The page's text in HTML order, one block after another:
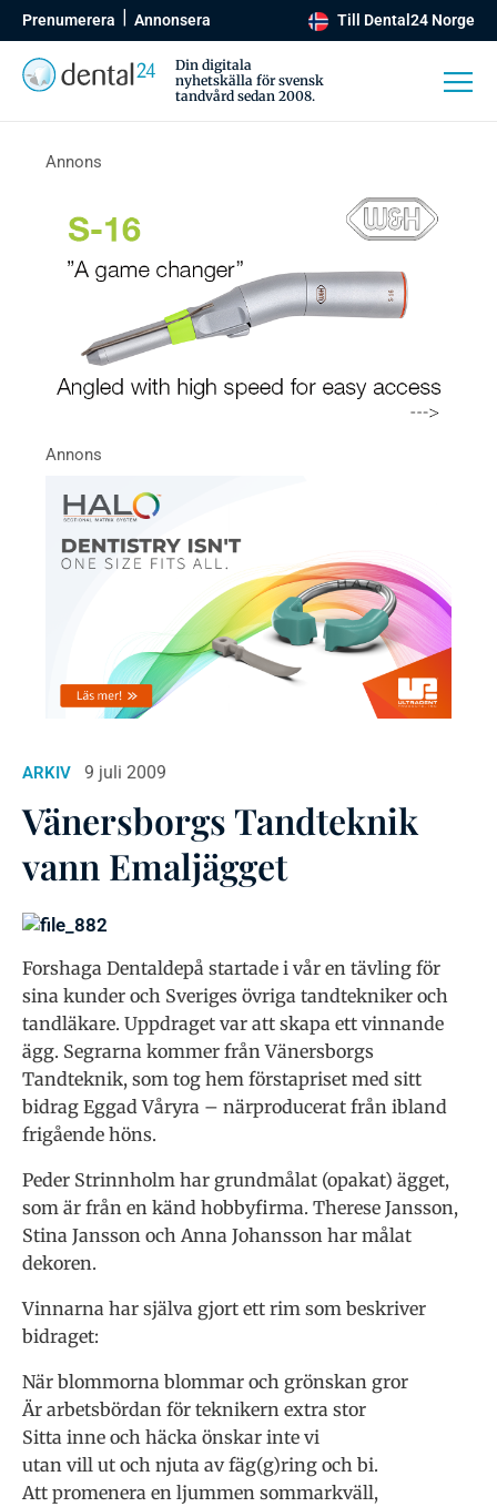
Prenumerera Annonsera Till Dental24 Norge
Din digitala
nyhetskälla för svensk
tandvård sedan 2008.
ARKIV 9 juli 2009
Vänersborgs Tandteknik
vann Emaljägget
Forshaga Dentaldepå startade i vår en tävling för
sina kunder och Sveriges övriga tandtekniker och
tandläkare. Uppdraget var att skapa ett vinnande
ägg. Segrarna kommer från Vänersborgs
Tandteknik, som tog hem förstapriset med sitt
bidrag Eggad Våryra – närproducerat från ibland
frigående höns.
Peder Strinnholm har grundmålat (opakat) ägget,
som är från en känd hobbyfirma. Therese Jansson,
Stina Jansson och Anna Johansson har målat
dekoren.
Vinnarna har själva gjort ett rim som beskriver
bidraget:
När blommorna blommar och grönskan gror
Är arbetsbördan för teknikern extra stor
Sitta inne och häcka önskar inte vi
utan vill ut och njuta av fäg(g)ring och bi.
Att promenera en ljummen sommarkväll,